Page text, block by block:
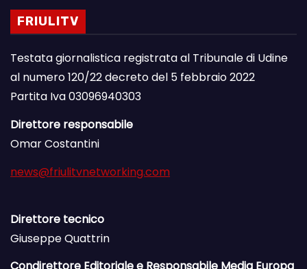
FRIULITV
Testata giornalistica registrata al Tribunale di Udine
al numero 120/22 decreto del 5 febbraio 2022
Partita Iva 03096940303
Direttore responsabile
Omar Costantini
news@friulitvnetworking.com
Direttore tecnico
Giuseppe Quattrin